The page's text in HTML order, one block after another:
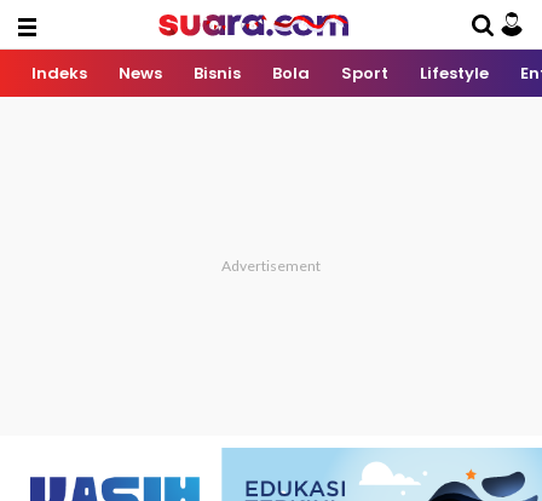
Indeks News Bisnis Bola Sport Lifestyle